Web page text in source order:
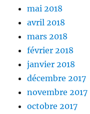
mai 2018
avril 2018
mars 2018
février 2018
janvier 2018
décembre 2017
novembre 2017
octobre 2017